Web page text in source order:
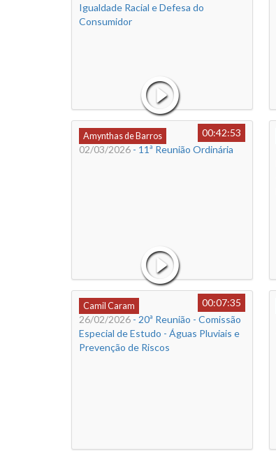
Igualdade Racial e Defesa do
Consumidor
Amynthas de Barros
00:42:53
02/03/2026 - 11ª Reunião Ordinária
Camil Caram
00:07:35
26/02/2026 - 20ª Reunião - Comissão
Especial de Estudo - Águas Pluviais e
Prevenção de Riscos